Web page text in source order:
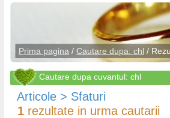
Prima pagina / Cautare dupa: chl /
Cautare dupa cuvantul: chl
Articole > Sfaturi
1 rezultate in urma cautarii